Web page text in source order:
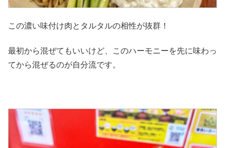
この濃い味付け肉とタルタルの相性が抜群！
最初から混ぜてもいいけど、このハーモニーを先に味わっ
てから混ぜるのが自分流です。